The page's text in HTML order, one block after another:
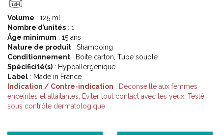
Description :
Le shampooing intensif qui prévient les récidives des pellicules
persistantes et calme les démangeaisons.
Désincruste et élimine durablement les pellicules
persistantes.
12M
Volume : 125 ml
Nombre d’unités : 1
Âge minimum : 15 ans
Nature de produit : Shampoing
Conditionnement : Boite carton, Tube souple
Spécificité(s) : Hypoallergenique
Label : Made in France
Indication / Contre-indication : Déconseillé aux femmes
enceintes et allaitantes, Éviter tout contact avec les yeux, Testé
sous contrôle dermatologique